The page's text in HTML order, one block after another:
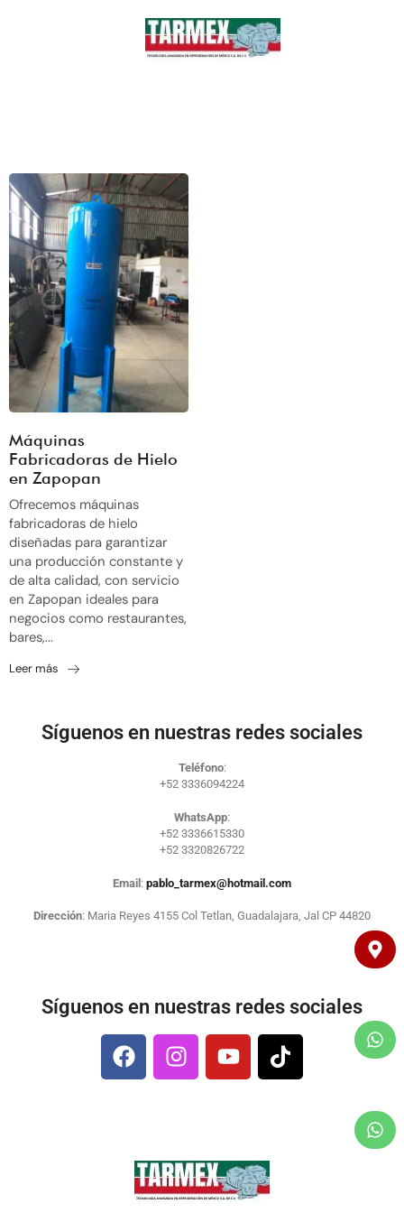
Máquinas
Fabricadoras de Hielo
en Zapopan
Ofrecemos máquinas
fabricadoras de hielo
diseñadas para garantizar
una producción constante y
de alta calidad, con servicio
en Zapopan ideales para
negocios como restaurantes,
bares,...
Leer más
Síguenos en nuestras redes sociales
Teléfono:
+52 3336094224
WhatsApp:
+52 3336615330
+52 3320826722
Email: pablo_tarmex@hotmail.com
Dirección: Maria Reyes 4155 Col Tetlan, Guadalajara, Jal CP 44820
Síguenos en nuestras redes sociales